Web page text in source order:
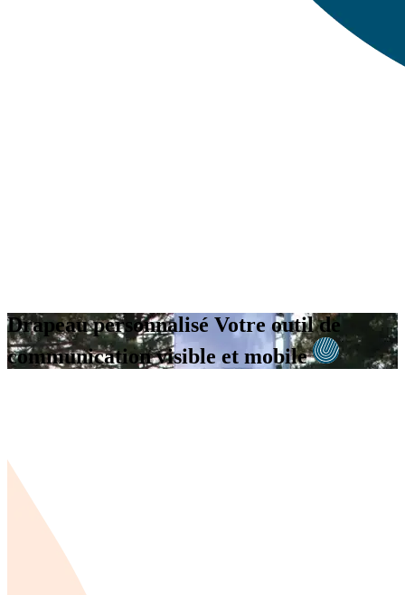
Drapeau personnalisé Votre outil de
communication visible et mobile